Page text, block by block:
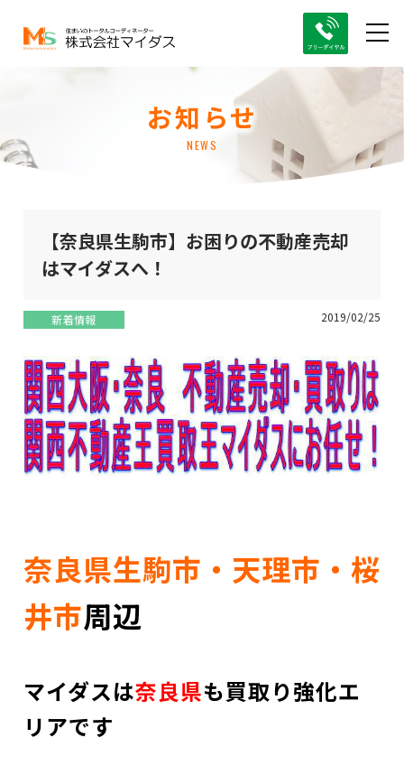
お知らせ
NEWS
【奈良県生駒市】お困りの不動産売却
はマイダスへ！
新着情報 2019/02/25
奈良県生駒市・天理市・桜
井市周辺
マイダスは奈良県も買取り強化エ
リアです